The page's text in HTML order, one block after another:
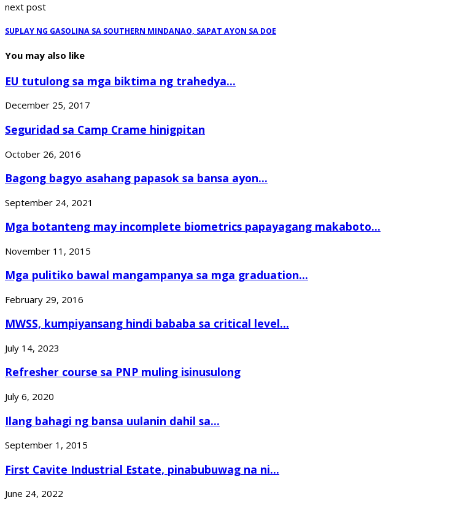
next post
SUPLAY NG GASOLINA SA SOUTHERN MINDANAO, SAPAT AYON SA DOE
You may also like
EU tutulong sa mga biktima ng trahedya...
December 25, 2017
Seguridad sa Camp Crame hinigpitan
October 26, 2016
Bagong bagyo asahang papasok sa bansa ayon...
September 24, 2021
Mga botanteng may incomplete biometrics papayagang makaboto...
November 11, 2015
Mga pulitiko bawal mangampanya sa mga graduation...
February 29, 2016
MWSS, kumpiyansang hindi bababa sa critical level...
July 14, 2023
Refresher course sa PNP muling isinusulong
July 6, 2020
Ilang bahagi ng bansa uulanin dahil sa...
September 1, 2015
First Cavite Industrial Estate, pinabubuwag na ni...
June 24, 2022